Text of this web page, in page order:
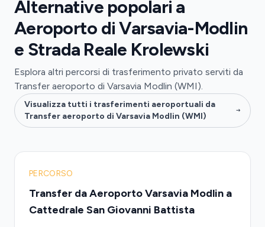
Alternative popolari a
Aeroporto di Varsavia-Modlin
e Strada Reale Krolewski
Esplora altri percorsi di trasferimento privato serviti da
Transfer aeroporto di Varsavia Modlin (WMI).
Visualizza tutti i trasferimenti aeroportuali da
Transfer aeroporto di Varsavia Modlin (WMI)
PERCORSO
Transfer da Aeroporto Varsavia Modlin a
Cattedrale San Giovanni Battista